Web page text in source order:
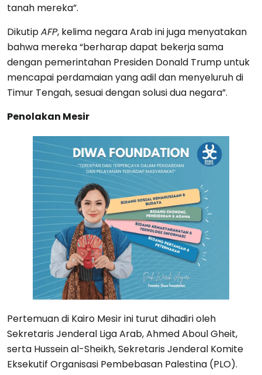
tanah mereka”.
DikutipAFP, kelima negara Arab ini juga menyatakan
bahwa mereka “berharap dapat bekerja sama
dengan pemerintahan Presiden Donald Trump untuk
mencapai perdamaian yang adil dan menyeluruh di
Timur Tengah, sesuai dengan solusi dua negara”.
Penolakan Mesir
Pertemuan di Kairo Mesir ini turut dihadiri oleh
Sekretaris Jenderal Liga Arab, Ahmed Aboul Gheit,
serta Hussein al-Sheikh, Sekretaris Jenderal Komite
Eksekutif Organisasi Pembebasan Palestina (PLO).